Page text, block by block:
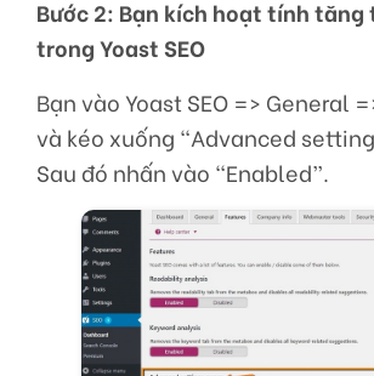
Bước 2: Bạn kích hoạt tính
trong Yoast SEO
Bạn vào Yoast SEO => General
và kéo xuống “Advanced
Sau đó nhấn vào “Enabled”.